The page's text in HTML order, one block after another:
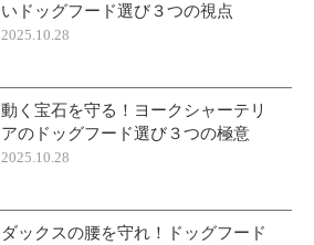
いドッグフード選び３つの視点
2025.10.28
動く宝石を守る！ヨークシャーテリ
アのドッグフード選び３つの極意
2025.10.28
ダックスの腰を守れ！ドッグフード